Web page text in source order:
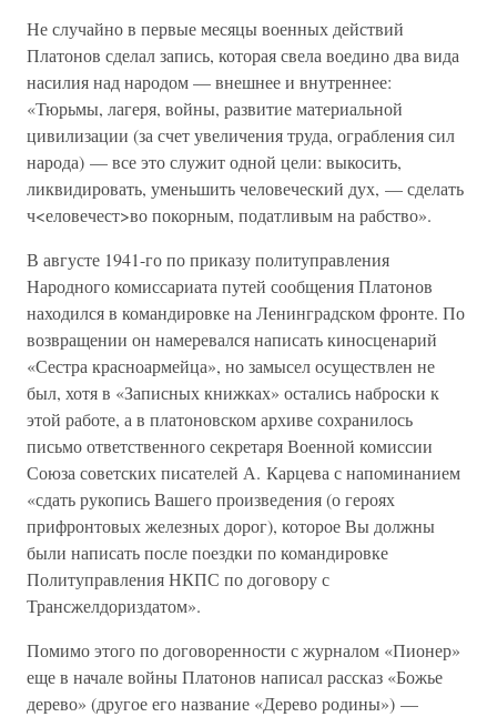
Не случайно в первые месяцы военных действий
Платонов сделал запись, которая свела воедино два вида
насилия над народом — внешнее и внутреннее:
«Тюрьмы, лагеря, войны, развитие материальной
цивилизации (за счет увеличения труда, ограбления сил
народа) — все это служит одной цели: выкосить,
ликвидировать, уменьшить человеческий дух, — сделать
ч<еловечест>во покорным, податливым на рабство».
В августе 1941-го по приказу политуправления
Народного комиссариата путей сообщения Платонов
находился в командировке на Ленинградском фронте. По
возвращении он намеревался написать киносценарий
«Сестра красноармейца», но замысел осуществлен не
был, хотя в «Записных книжках» остались наброски к
этой работе, а в платоновском архиве сохранилось
письмо ответственного секретаря Военной комиссии
Союза советских писателей А. Карцева с напоминанием
«сдать рукопись Вашего произведения (о героях
прифронтовых железных дорог), которое Вы должны
были написать после поездки по командировке
Политуправления НКПС по договору с
Трансжелдориздатом».
Помимо этого по договоренности с журналом «Пионер»
еще в начале войны Платонов написал рассказ «Божье
дерево» (другое его название «Дерево родины») —